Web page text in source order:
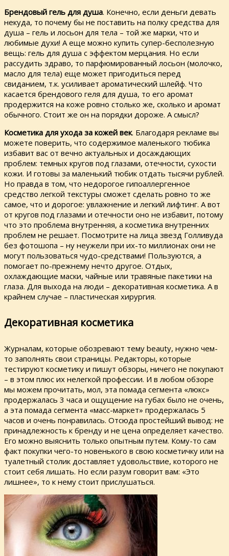
Брендовый гель для душа. Конечно, если деньги девать
некуда, то почему бы не поставить на полку средства для
душа – гель и лосьон для тела – той же марки, что и
любимые духи! А еще можно купить супер-бесполезную
вещь: гель для душа с эффектом мерцания. Но если
рассудить здраво, то парфюмированный лосьон (молочко,
масло для тела) еще может пригодиться перед
свиданием, т.к. усиливает ароматический шлейф. Что
касается брендового геля для душа, то его аромат
продержится на коже ровно столько же, сколько и аромат
обычного. Стоит же он на порядки дороже. А смысл?
Косметика для ухода за кожей век. Благодаря рекламе вы
можете поверить, что содержимое маленького тюбика
избавит вас от вечно актуальных и досаждающих
проблем: темных кругов под глазами, отечности, сухости
кожи. И готовы за маленький тюбик отдать тысячи рублей.
Но правда в том, что недорогое гипоаллергенное
средство легкой текстуры сможет сделать ровно то же
самое, что и дорогое: увлажнение и легкий лифтинг. А вот
от кругов под глазами и отечности оно не избавит, потому
что это проблема внутренняя, а косметика внутренних
проблем не решает. Посмотрите на лица звезд Голливуда
без фотошопа – ну неужели при их-то миллионах они не
могут пользоваться чудо-средствами! Пользуются, а
помогает по-прежнему нечто другое. Отдых,
охлаждающие маски, чайные или травяные пакетики на
глаза. Для выхода на люди – декоративная косметика. А в
крайнем случае – пластическая хирургия.
Декоративная косметика
Журналам, которые обозревают тему beauty, нужно чем-
то заполнять свои страницы. Редакторы, которые
тестируют косметику и пишут обзоры, ничего не покупают
– в этом плюс их нелегкой профессии. И в любом обзоре
мы можем прочитать, мол, эта помада сегмента «люкс»
продержалась 3 часа и ощущение на губах было не очень,
а эта помада сегмента «масс-маркет» продержалась 5
часов и очень понравилась. Отсюда простейший вывод: не
принадлежность к бренду и не цена определяет качество.
Его можно выяснить только опытным путем. Кому-то сам
факт покупки чего-то новенького в свою косметичку или на
туалетный столик доставляет удовольствие, которого не
стоит себя лишать. Но если разум говорит вам: «Это
лишнее», то к нему стоит прислушаться.